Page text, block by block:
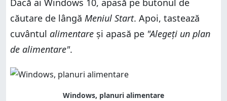
Explorer (în Windows 10 și Windows 8.1) sau
Windows Explorer (în Windows 7)
Care este metoda ta favorită de a accesa planurile
de alimentare din Windows?
pictograma de baterie (în toate versiunile de
Windows)
5. Cum accesezi planurile de alimentare folosind
meniul WinX (în Windows 10 și Windows 8.1)
6. Cum accesezi planurile de alimentare folosind
de Windows)
fereastra Executare (în toate versiunile de Windows)
Dacă ai Windows 10, apasă pe butonul de
căutare de lângă Meniul Start. Apoi, tastează
cuvântul alimentare și apasă pe "Alegeți un plan
de alimentare".
Windows, planuri alimentare